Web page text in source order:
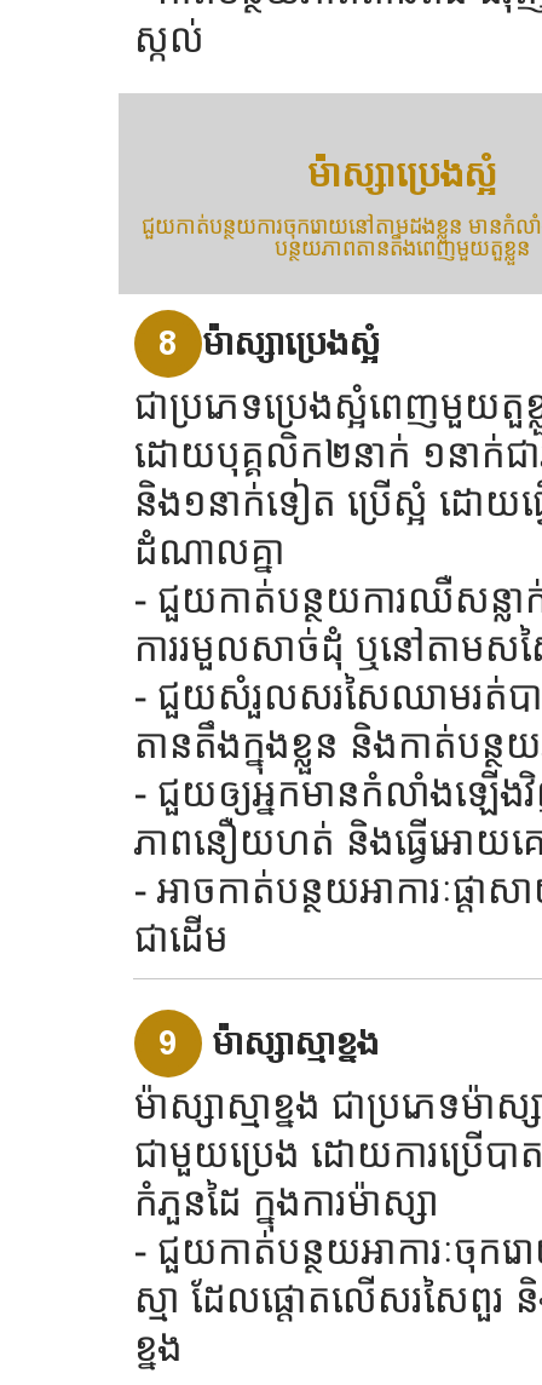
ស្កល់
ម៉ាស្សាប្រេងស្អំ
ជួយកាត់បន្ថយការចុករោយនៅតាមដងខ្លួន មានកំ
បន្ថយភាពតានតឹងពេញមួយតួខ្លួន
8 ម៉ាស្សាប្រេងស្អំ
ជាប្រភេទប្រេងស្អំពេញមួយតួ
ដោយបុគ្គលិក២នាក់ ១នាក់ជាអ្
និង១នាក់ទៀត ប្រើស្អំ ដោយធ្
ដំណាលគ្នា
- ជួយកាត់បន្ថយការឈឺសន្ល
ការរមួលសាច់ដុំ ឬនៅតាមស
- ជួយសំរួលសរសៃឈាមរត់ប
តានតឹងក្នុងខ្លួន និងកាត់បន្ថ
- ជួយឲ្យអ្នកមានកំលាំងឡើ
ភាពនឿយហត់ និងធ្វើអោយ
- អាចកាត់បន្ថយអាការៈផ្ត
ជាដើម
9 ម៉ាស្សាស្មាខ្នង
ម៉ាស្សាស្មាខ្នង ជាប្រភេទម៉ាស្
ជាមួយប្រេង ដោយការប្រើប
កំភួនដៃ ក្នុងការម៉ាស្សា
- ជួយកាត់បន្ថយអាការៈចុក
ស្មា ដែលផ្តោតលើសរសៃពួរ
ខ្នង